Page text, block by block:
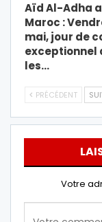
Aïd Al-Adha
Maroc :
mai, jour de
exceptionnel
les…
PRÉCÉDENT
Votre